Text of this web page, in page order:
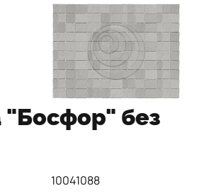
"Босфор" без
10041088